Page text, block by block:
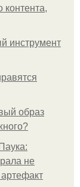
контента,
инструмент
образ
не